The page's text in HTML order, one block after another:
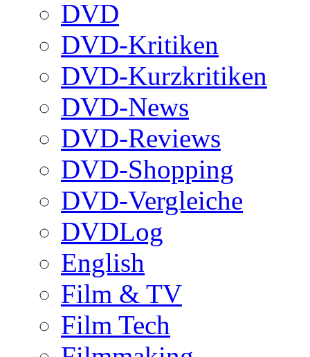
DVD
DVD-Kritiken
DVD-Kurzkritiken
DVD-News
DVD-Reviews
DVD-Shopping
DVD-Vergleiche
DVDLog
English
Film & TV
Film Tech